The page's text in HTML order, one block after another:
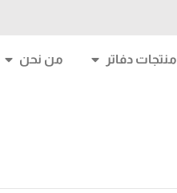
منتجات دفاتر من نحن